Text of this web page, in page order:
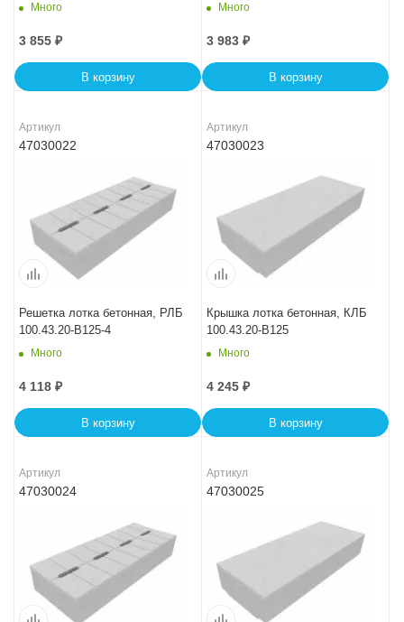
Много
3 855 ₽
В корзину
Много
3 983 ₽
В корзину
Артикул
47030022
Решетка лотка бетонная, РЛБ
100.43.20-B125-4
Много
4 118 ₽
В корзину
Артикул
47030023
Крышка лотка бетонная, КЛБ
100.43.20-B125
Много
4 245 ₽
В корзину
Артикул
47030024
Артикул
47030025